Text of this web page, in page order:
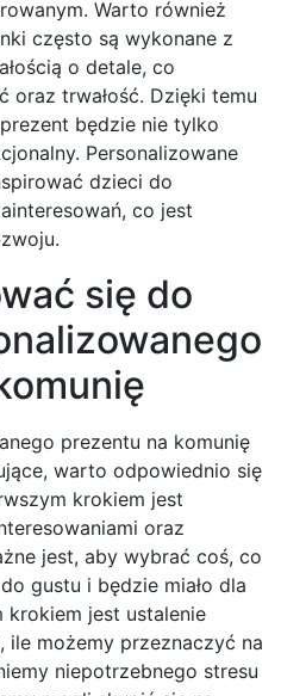
Warto również
często są wykonane z
o detale, co
oraz trwałość. Dzięki temu
będzie nie tylko
Personalizowane
dzieci do
co jest
się do
prezentu na komunię
warto odpowiednio się
krokiem jest
oraz
jest, aby wybrać coś, co
gustu i będzie miało dla
krokiem jest ustalenie
możemy przeznaczyć na
niepotrzebnego stresu